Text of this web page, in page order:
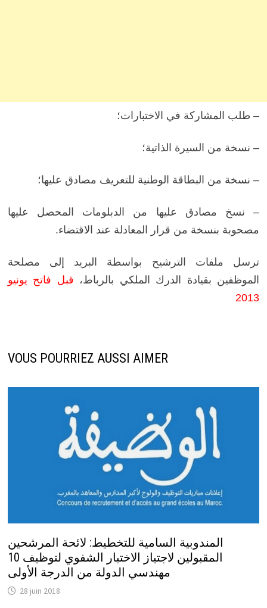
– طلب المشاركة في الاختبارات؛
– نسخة من السيرة الذاتية؛
– نسخة من البطاقة الوطنية للتعريف مصادق عليها؛
– نسخ مصادق عليها من الدبلومات المحصل عليها
مصحوبة بنسخة من قرار المعادلة عند الاقتضاء.
ترسل ملفات الترشيح بواسطة البريد إلى مصلحة
الموظفين بقيادة الدرك الملكي بالرباط، قبل فاتح يونيو
2013
VOUS POURRIEZ AUSSI AIMER
المندوبية السامية للتخطيط: لائحة المرشحين
المقبولين لاجتياز الاختبار الشفوي لتوظيف 10
مهندسي الدولة من الدرجة الأولى
28 juin 2018